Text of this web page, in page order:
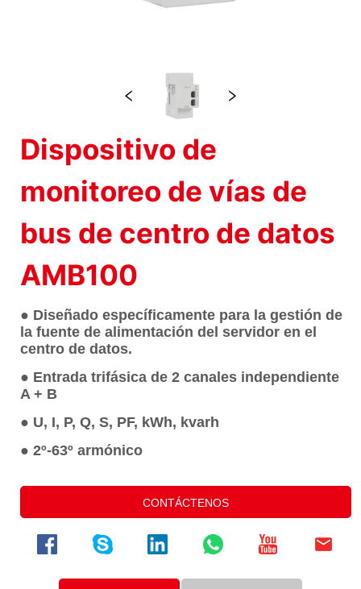
Dispositivo de
monitoreo de vías de
bus de centro de datos
AMB100
CONTÁCTENOS